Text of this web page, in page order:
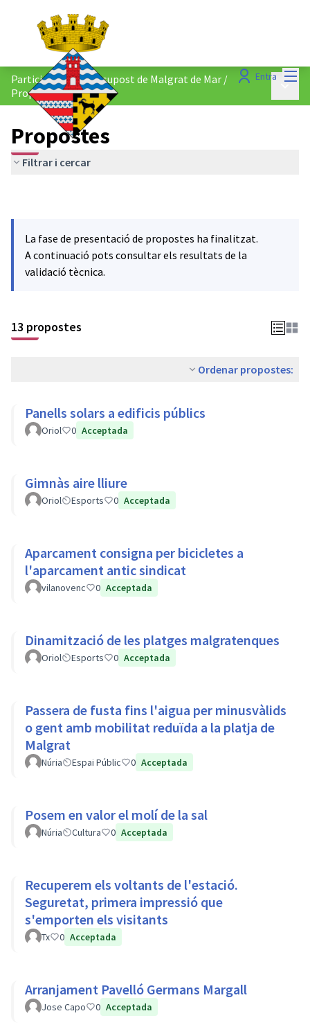
Entra
Participació al Pressupost de Malgrat de Mar /
Propostes
Propostes
Filtrar i cercar
La fase de presentació de propostes ha finalitzat.
A continuació pots consultar els resultats de la
validació tècnica.
13 propostes
Ordenar propostes:
Panells solars a edificis públics
Oriol 0 Acceptada
Gimnàs aire lliure
Oriol Esports 0 Acceptada
Aparcament consigna per bicicletes a
l'aparcament antic sindicat
vilanovenc 0 Acceptada
Dinamització de les platges malgratenques
Oriol Esports 0 Acceptada
Passera de fusta fins l'aigua per minusvàlids
o gent amb mobilitat reduïda a la platja de
Malgrat
Núria Espai Públic 0 Acceptada
Posem en valor el molí de la sal
Núria Cultura 0 Acceptada
Recuperem els voltants de l'estació.
Seguretat, primera impressió que
s'emporten els visitants
Tx 0 Acceptada
Arranjament Pavelló Germans Margall
Jose Capo 0 Acceptada